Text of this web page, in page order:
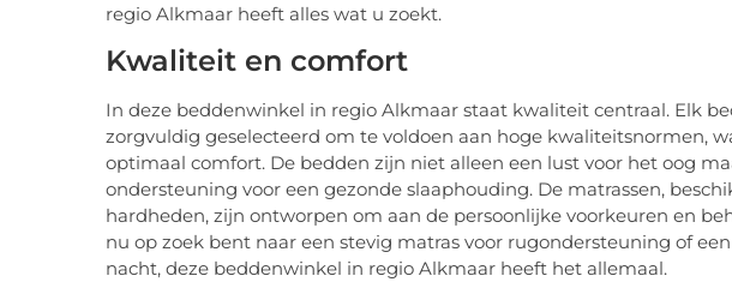
regio Alkmaar heeft alles wat u zoekt.
Kwaliteit en comfort
In deze beddenwinkel in regio Alkmaar staat kwaliteit centraal. Elk
zorgvuldig geselecteerd om te voldoen aan hoge kwaliteitsnormen,
optimaal comfort. De bedden zijn niet alleen een lust voor het oog
ondersteuning voor een gezonde slaaphouding. De matrassen,
hardheden, zijn ontworpen om aan de persoonlijke voorkeuren en
nu op zoek bent naar een stevig matras voor rugondersteuning of
nacht, deze beddenwinkel in regio Alkmaar heeft het allemaal.